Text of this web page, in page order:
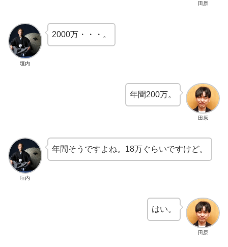
田原
垣内
2000万・・・。
田原
年間200万。
垣内
年間そうですよね。18万ぐらいですけど。
田原
はい。